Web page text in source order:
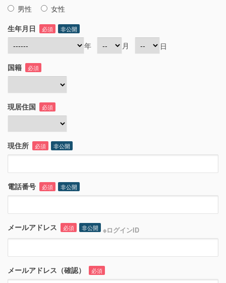
男性
女性
生年月日
必須 非公開
年 月 日
国籍 必須
現居住国 必須
現住所 必須 非公開
電話番号 必須 非公開
メールアドレス 必須 非公開 ※ログインID
メールアドレス（確認） 必須